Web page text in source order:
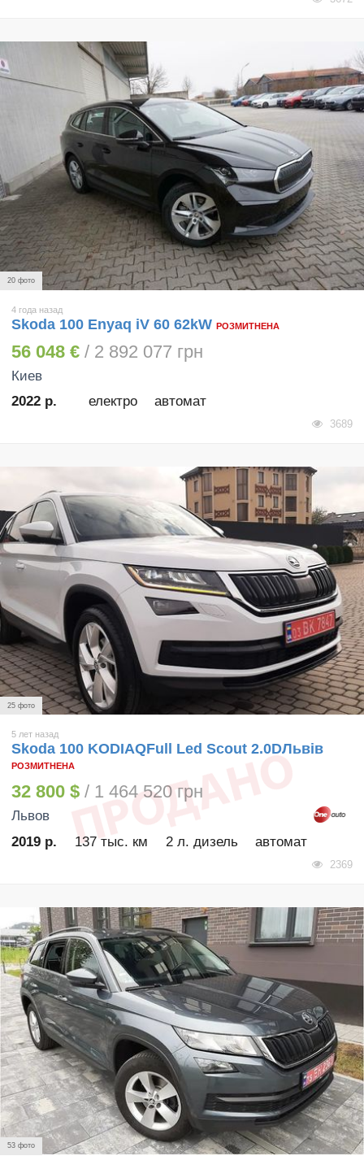
20 фото
4 года назад
Skoda 100 Enyaq iV 60 62kW РОЗМИТНЕНА
56 048 € / 2 892 077 грн
Киев
2022 р.
електро автомат
3689
25 фото
5 лет назад
Skoda 100 KODIAQFull Led Scout 2.0DЛьвів
РОЗМИТНЕНА
32 800 $ / 1 464 520 грн
Львов
2019 р.
137 тыс. км 2 л. дизель автомат
2369
53 фото